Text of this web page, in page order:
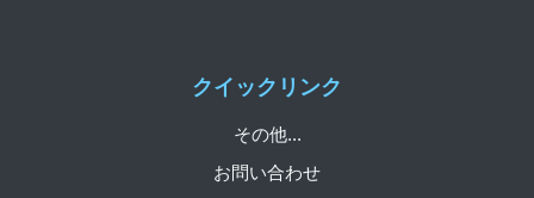
クイックリンク
その他...
お問い合わせ